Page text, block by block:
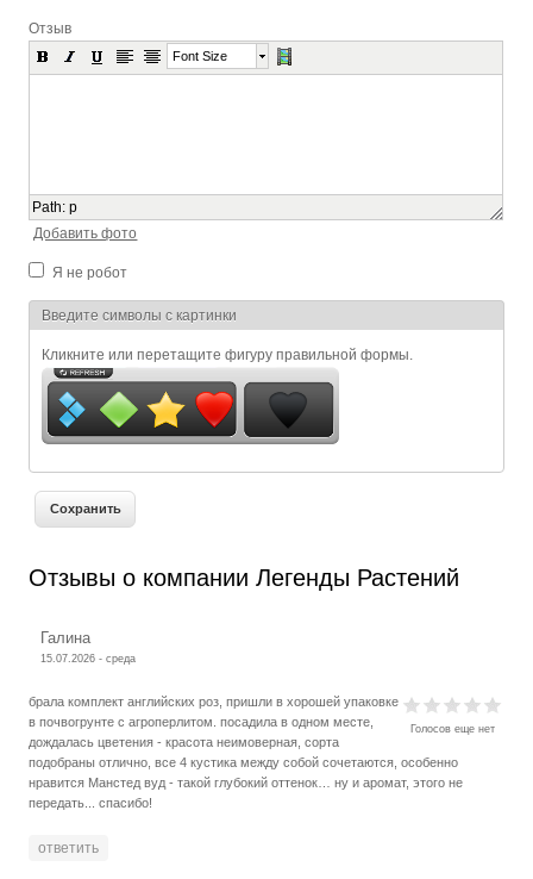
Отзыв
Font Size
Path:p
Добавить фото
Я не робот
Я спамер
Введите символы с картинки
Кликните или перетащите фигуру правильной формы.
Отзывы о компании Легенды Растений
Галина
15.07.2026 - среда
Голосов еще нет
брала комплект английских роз, пришли в хорошей упаковке
в почвогрунте с агроперлитом. посадила в одном месте,
дождалась цветения - красота неимоверная, сорта
подобраны отлично, все 4 кустика между собой сочетаются, особенно
нравится Манстед вуд - такой глубокий оттенок… ну и аромат, этого не
передать... спасибо!
ответить